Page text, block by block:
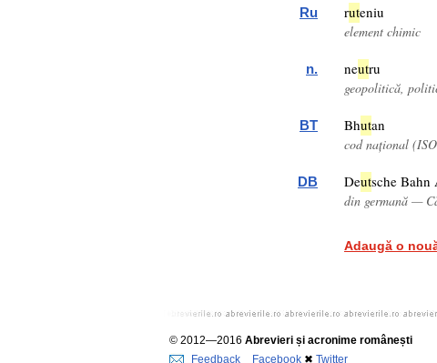
Ru ruteniu
element chimic
n. neutru
geopolitică,
BT Bhutan
cod național
DB Deutsche Bahn
din germană —
Adaugă o
© 2012—2016 Abrevieri și acronime românești
Feedback
Facebook ✖ Twitter